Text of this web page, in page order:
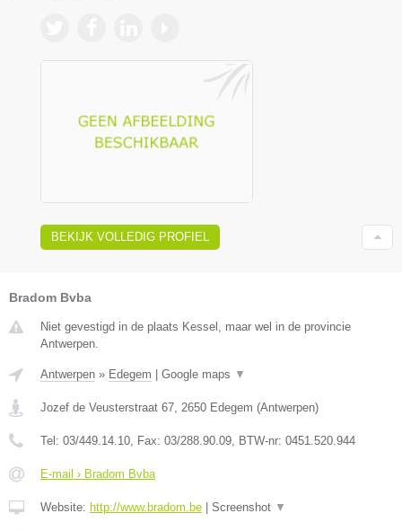
BEKIJK VOLLEDIG PROFIEL
Bradom Bvba
Niet gevestigd in de plaats Kessel, maar wel in de provincie
Antwerpen.
Antwerpen » Edegem Google maps ▼
Jozef de Veusterstraat 67 2650 Edegem (Antwerpen)
Tel: 03/449.14.10 , Fax: 03/288.90.09 , BTW-nr: 0451.520.944
E-mail › Bradom Bvba
Website: http://www.bradom.be Screenshot ▼